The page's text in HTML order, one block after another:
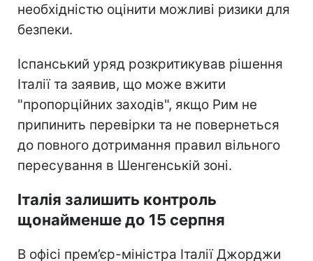
необхідністю оцінити можливі ризики для
безпеки.
Іспанський уряд розкритикував рішення
Італії та заявив, що може вжити
"пропорційних заходів", якщо Рим не
припинить перевірки та не повернеться
до повного дотримання правил вільного
пересування в Шенгенській зоні.
Італія залишить контроль
щонайменше до 15 серпня
В офісі прем’єр-міністра Італії Джорджи